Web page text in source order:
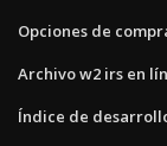
Opciones de
Archivo w2 irs en
Índice de